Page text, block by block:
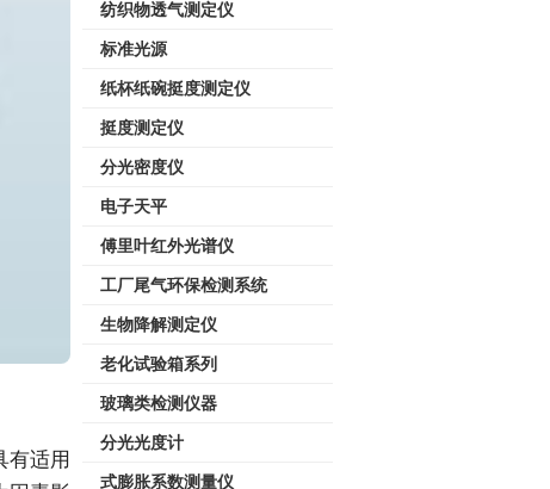
有适用
纺织物透气测定仪
标准光源
纸杯纸碗挺度测定仪
挺度测定仪
分光密度仪
电子天平
傅里叶红外光谱仪
工厂尾气环保检测系统
生物降解测定仪
老化试验箱系列
玻璃类检测仪器
分光光度计
式膨胀系数测量仪